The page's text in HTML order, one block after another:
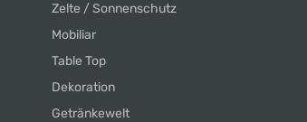
Zelte / Sonnenschutz
Mobiliar
Table Top
Dekoration
Getränkewelt